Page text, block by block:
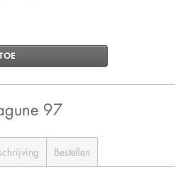
97
Bestellen